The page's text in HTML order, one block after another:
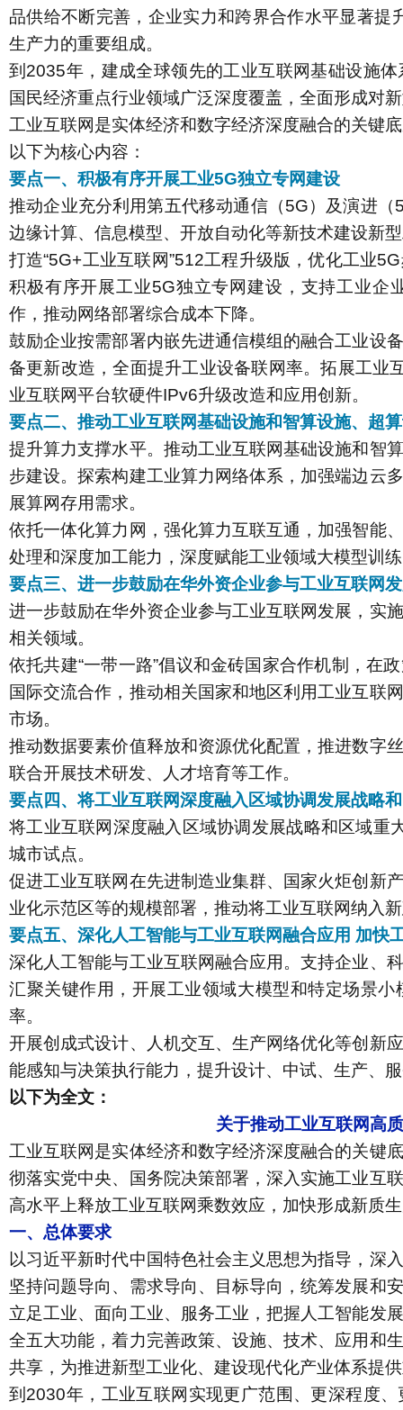
品供给不断完善，企业实力和跨界合作水平显著
生产力的重要组成。
到2035年，建成全球领先的工业互联网基础设施
国民经济重点行业领域广泛深度覆盖，全面形成对
工业互联网是实体经济和数字经济深度融合的关键
以下为核心内容：
要点一、积极有序开展工业5G独立专网建设
推动企业充分利用第五代移动通信（5G）及演进
边缘计算、信息模型、开放自动化等新技术建设新
打造“5G+工业互联网”512工程升级版，优化工业
积极有序开展工业5G独立专网建设，支持工业企
作，推动网络部署综合成本下降。
鼓励企业按需部署内嵌先进通信模组的融合工业设
备更新改造，全面提升工业设备联网率。拓展工业
业互联网平台软硬件IPv6升级改造和应用创新。
要点二、推动工业互联网基础设施和智算设施、超
提升算力支撑水平。推动工业互联网基础设施和智
步建设。探索构建工业算力网络体系，加强端边云
展算网存用需求。
依托一体化算力网，强化算力互联互通，加强智能
处理和深度加工能力，深度赋能工业领域大模型训
要点三、进一步鼓励在华外资企业参与工业互联网
进一步鼓励在华外资企业参与工业互联网发展，实
相关领域。
依托共建“一带一路”倡议和金砖国家合作机制，在
国际交流合作，推动相关国家和地区利用工业互联
市场。
推动数据要素价值释放和资源优化配置，推进数字
联合开展技术研发、人才培育等工作。
要点四、将工业互联网深度融入区域协调发展战略
将工业互联网深度融入区域协调发展战略和区域重
城市试点。
促进工业互联网在先进制造业集群、国家火炬创新
业化示范区等的规模部署，推动将工业互联网纳入
要点五、深化人工智能与工业互联网融合应用 加快
深化人工智能与工业互联网融合应用。支持企业、
汇聚关键作用，开展工业领域大模型和特定场景
率。
开展创成式设计、人机交互、生产网络优化等创新
能感知与决策执行能力，提升设计、中试、生产、
以下为全文：
关于推动工业互联网高
工业互联网是实体经济和数字经济深度融合的关键
彻落实党中央、国务院决策部署，深入实施工业互
高水平上释放工业互联网乘数效应，加快形成新质
一、总体要求
以习近平新时代中国特色社会主义思想为指导，深
坚持问题导向、需求导向、目标导向，统筹发展和
立足工业、面向工业、服务工业，把握人工智能发
全五大功能，着力完善政策、设施、技术、应用和
共享，为推进新型工业化、建设现代化产业体系提
到 2030年， 工业互联网实现更广范围、更深程度